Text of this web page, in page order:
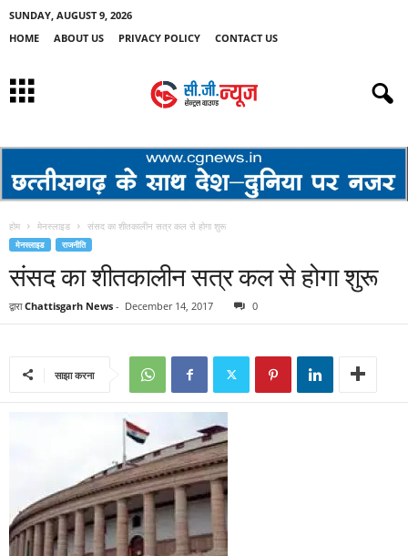
SUNDAY, AUGUST 9, 2026
HOME
ABOUT US PRIVACY POLICY CONTACT US
होम मेनस्लाइड संसद का शीतकालीन सत्र कल से होगा शुरू
मेनस्लाइड राजनीति
संसद का शीतकालीन सत्र कल से होगा शुरू
द्वारा Chattisgarh News - December 14, 2017 0
साझा करना